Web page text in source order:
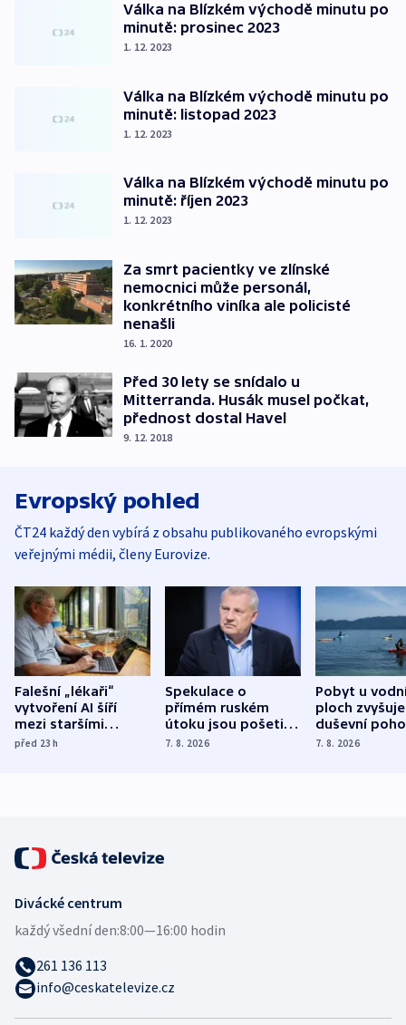
Válka na Blízkém východě minutu po
minutě: prosinec 2023
1. 12. 2023
Válka na Blízkém východě minutu po
minutě: listopad 2023
1. 12. 2023
Válka na Blízkém východě minutu po
minutě: říjen 2023
1. 12. 2023
Za smrt pacientky ve zlínské
nemocnici může personál,
konkrétního viníka ale policisté
nenašli
16. 1. 2020
Před 30 lety se snídalo u
Mitterranda. Husák musel počkat,
přednost dostal Havel
9. 12. 2018
Evropský pohled
ČT24 každý den vybírá z obsahu publikovaného evropskými
veřejnými médii, členy Eurovize.
Falešní „lékaři“
vytvoření AI šíří
mezi staršími
Poláky nebezpečné
před 23h
Spekulace o
přímém ruském
útoku jsou pošetilé,
míní estonský
7. 8. 2026
Pobyt u
ploch zvyšuje
duševní
ukázala
7. 8. 2026
Divácké centrum
každý všední den:8:00—16:00 hodin
261 136 113
info@ceskatelevize.cz